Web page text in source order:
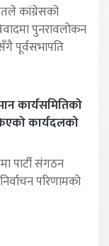
कांग्रेसको
पुनरावलोकन
पूर्वसभापति
कार्यसमितिको
कार्यदलको
पार्टी संगठन
परिणामको